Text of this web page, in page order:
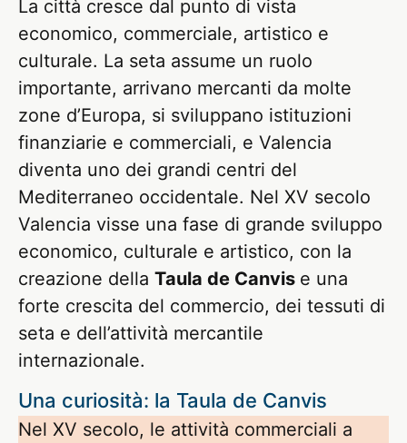
La città cresce dal punto di vista
economico, commerciale, artistico e
culturale. La seta assume un ruolo
importante, arrivano mercanti da molte
zone d’Europa, si sviluppano istituzioni
finanziarie e commerciali, e Valencia
diventa uno dei grandi centri del
Mediterraneo occidentale. Nel XV secolo
Valencia visse una fase di grande sviluppo
economico, culturale e artistico, con la
creazione della Taula de Canvis e una
forte crescita del commercio, dei tessuti di
seta e dell’attività mercantile
internazionale.
Una curiosità: la Taula de Canvis
Nel XV secolo, le attività commerciali a